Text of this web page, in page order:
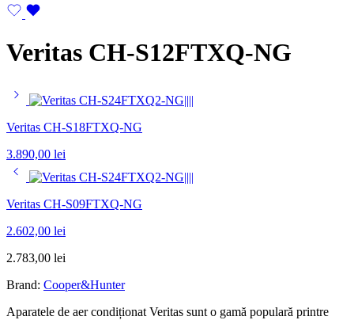
Veritas CH-S12FTXQ-NG
Veritas CH-S18FTXQ-NG
3.890,00 lei
Veritas CH-S09FTXQ-NG
2.602,00 lei
2.783,00 lei
Brand: Cooper&Hunter
Aparatele de aer condiționat Veritas sunt o gamă populară printre